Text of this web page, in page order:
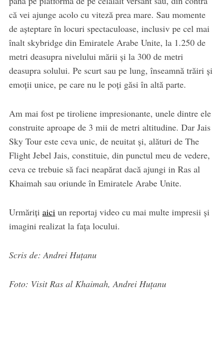
că vei ajunge acolo cu viteză prea mare. Sau momente
de așteptare în locuri spectaculoase, inclusiv pe cel mai
înalt skybridge din Emiratele Arabe Unite, la 1.250 de
metri deasupra nivelului mării și la 300 de metri
deasupra solului. Pe scurt sau pe lung, înseamnă trăiri și
emoții unice, pe care nu le poți găsi în altă parte.
Am mai fost pe tiroliene impresionante, unele dintre ele
construite aproape de 3 mii de metri altitudine. Dar Jais
Sky Tour este ceva unic, de neuitat și, alături de The
Flight Jebel Jais, constituie, din punctul meu de vedere,
ceva ce trebuie să faci neapărat dacă ajungi in Ras al
Khaimah sau oriunde în Emiratele Arabe Unite.
Urmăriți aiciun reportaj video cu mai multe impresii și
imagini realizat la fața locului.
Scris de: Andrei Huțanu
Foto: Visit Ras al Khaimah, Andrei Huțanu